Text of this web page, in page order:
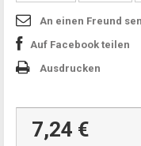
An einen Freund
Auf Facebook teilen
Ausdrucken
7,24 €